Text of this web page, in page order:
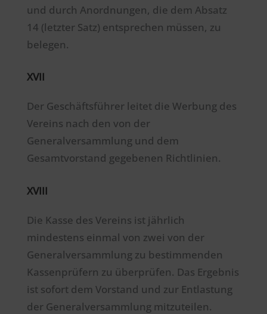
und durch Anordnungen, die dem Absatz
14 (letzter Satz) entsprechen müssen, zu
belegen.
XVII
Der Geschäftsführer leitet die Werbung des
Vereins nach den von der
Generalversammlung und dem
Gesamtvorstand gegebenen Richtlinien.
XVIII
Die Kasse des Vereins ist jährlich
mindestens einmal von zwei von der
Generalversammlung zu bestimmenden
Kassenprüfern zu überprüfen. Das Ergebnis
ist sofort dem Vorstand und zur Entlastung
der Generalversammlung mitzuteilen.